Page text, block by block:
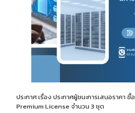
ประกาศ เรื่อง ประกาศผู้ชนะการเสนอราคา
Premium License จำนวน 3 ชุด